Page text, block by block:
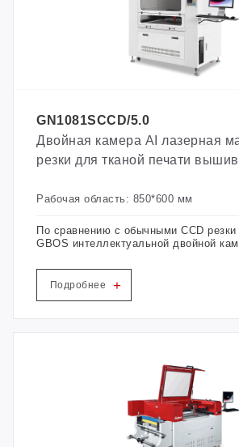
GN1081SCCD/5.0
Двойная камера AI лазерная
резки для тканой печати
Рабочая область: 850*600 мм
По сравнению с обычными CCD
GBOS интеллектуальной двойной
40%-50%. 130W удовлетворить
требования 20,000h без технического
Подробнее +